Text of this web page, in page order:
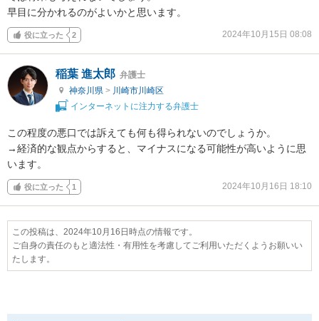
早目に分かれるのがよいかと思います。
役に立った 2 2024年10月15日 08:08
稲葉 進太郎 弁護士
神奈川県 > 川崎市川崎区
インターネットに注力する弁護士
この程度の悪口では訴えても何も得られないのでしょうか。
→経済的な観点からすると、マイナスになる可能性が高いように思
います。
役に立った 1 2024年10月16日 18:10
この投稿は、2024年10月16日時点の情報です。
ご自身の責任のもと適法性・有用性を考慮してご利用いただくようお願いい
たします。